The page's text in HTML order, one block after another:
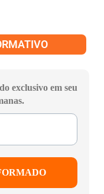
exclusivo em seu